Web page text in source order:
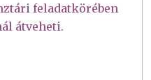
feladatkörében
átveheti.